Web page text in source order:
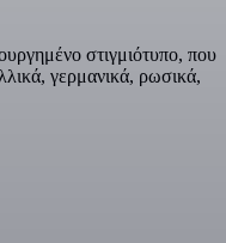
στιγμιότυπο, που
γερμανικά, ρωσικά,